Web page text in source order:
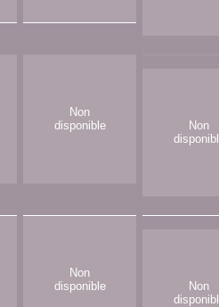
Non
disponible
Non
disponible
Non
Non